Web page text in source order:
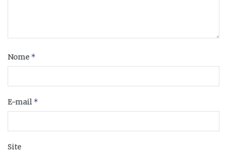
Nome *
E-mail *
Site